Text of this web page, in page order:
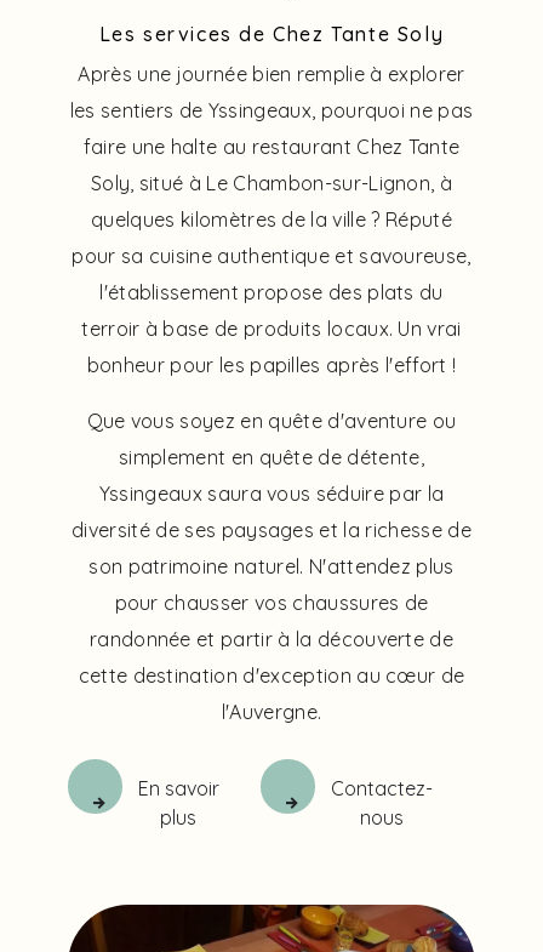
Les services de Chez Tante Soly
Après une journée bien remplie à explorer
les sentiers de Yssingeaux, pourquoi ne pas
faire une halte au restaurant Chez Tante
Soly, situé à Le Chambon-sur-Lignon, à
quelques kilomètres de la ville ? Réputé
pour sa cuisine authentique et savoureuse,
l'établissement propose des plats du
terroir à base de produits locaux. Un vrai
bonheur pour les papilles après l'effort !
Que vous soyez en quête d'aventure ou
simplement en quête de détente,
Yssingeaux saura vous séduire par la
diversité de ses paysages et la richesse de
son patrimoine naturel. N'attendez plus
pour chausser vos chaussures de
randonnée et partir à la découverte de
cette destination d'exception au cœur de
l'Auvergne.
En savoir
plus
Contactez-
nous